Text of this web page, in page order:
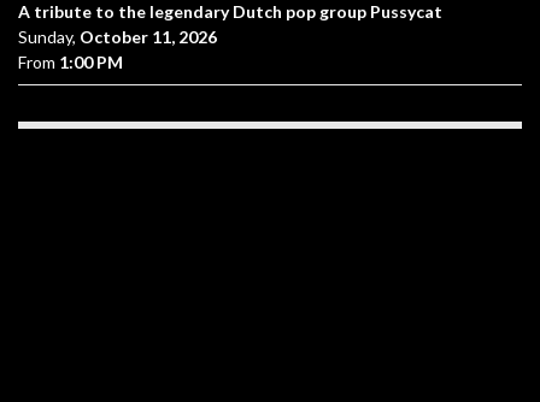
A tribute to the legendary Dutch pop group Pussycat
Sunday, October 11, 2026
From 1:00 PM